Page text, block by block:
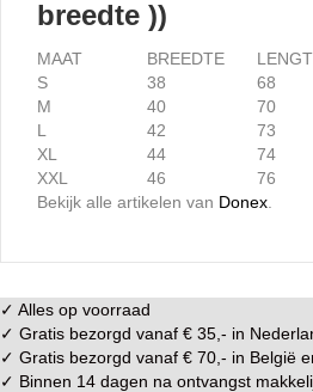
breedte ))
MAAT BREEDTE
S
38
68
M
40
70
L
42
73
XL
44
74
XXL
46
76
Bekijk alle artikelen van Donex
✓ Alles op voorraad
✓ Gratis bezorgd vanaf € 35,- in
✓ Gratis bezorgd vanaf € 70,- in België
✓ Binnen 14 dagen na ontvangst